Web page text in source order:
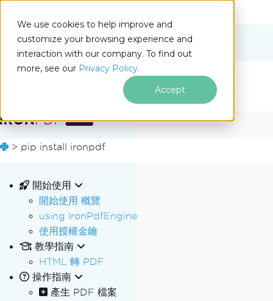
We use cookies to help improve and
customize your browsing experience and
interaction with our company. To find out
more, see our Privacy Policy.
Accept
Python
跳至頁尾內容
Docs
> pip install ironpdf
開始使用
開始使用 概覽
using IronPdfEngine
使用授權金鑰
教學指南
HTML 轉 PDF
操作指南
產生 PDF 檔案